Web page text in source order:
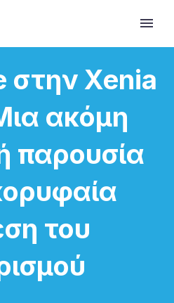
στην Xenia
ακόμη
παρουσία
του